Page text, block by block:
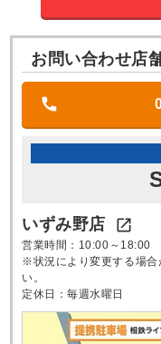
お問い合わせ店
いずみ野店 
営業時間：10:00～18:00
※状況により変更する場合
い。
定休日：毎週水曜日